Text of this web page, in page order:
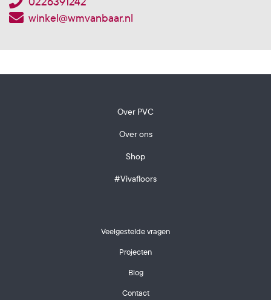
winkel@wmvanbaar.nl
Over PVC
Over ons
Shop
#Vivafloors
Veelgestelde vragen
Projecten
Blog
Contact